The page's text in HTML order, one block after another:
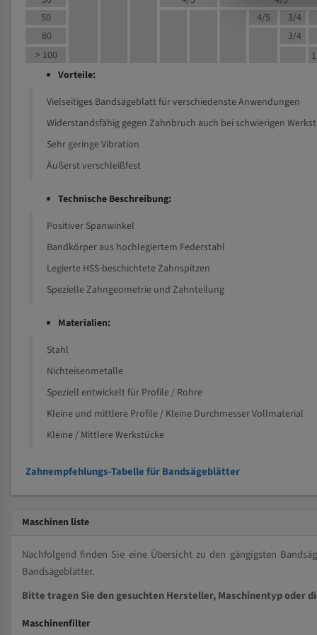
50
4/5 3/4
80
3/4
> 100
Vorteile:
Vielseitiges Bandsägeblatt für verschiedenste Anwendungen
Widerstandsfähig gegen Zahnbruch auch bei schwierigen
Sehr geringe Vibration
Äußerst verschleißfest
Technische Beschreibung:
Positiver Spanwinkel
Bandkörper aus hochlegiertem Federstahl
Legierte HSS-beschichtete Zahnspitzen
Spezielle Zahngeometrie und Zahnteilung
Materialien:
Stahl
Nichteisenmetalle
Speziell entwickelt für Profile / Rohre
Kleine und mittlere Profile / Kleine Durchmesser Vollmaterial
Kleine / Mittlere Werkstücke
Zahnempfehlungs-Tabelle für Bandsägeblätter
Maschinen liste
Nachfolgend finden Sie eine Übersicht zu den gängigsten
Bandsägeblätter.
Bitte tragen Sie den gesuchten Hersteller, Maschinentyp oder
Maschinenfilter